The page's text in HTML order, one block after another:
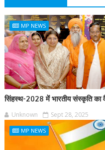
MP NEWS
सिंहस्थ-2028 में भारतीय संस्कृति
Unknown Sept 28, 2025
MP NEWS